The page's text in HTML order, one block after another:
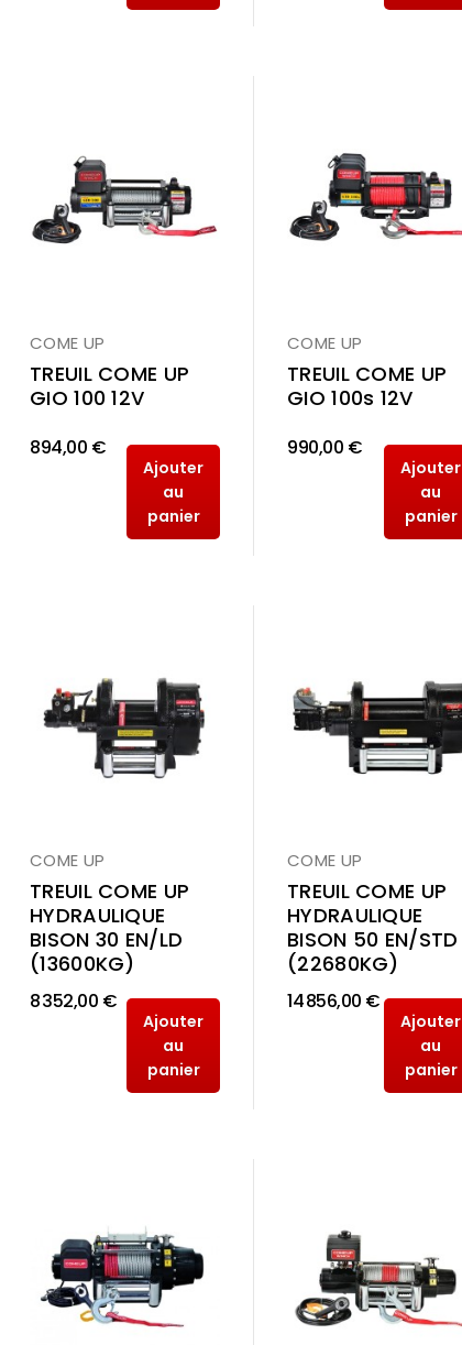
COME UP
TREUIL COME UP
GIO 100 12V
894,00 €
Ajouter
au
panier
COME UP
TREUIL COME UP
GIO 100s 12V
990,00 €
Ajouter
au
panier
COME UP
TREUIL COME UP
HYDRAULIQUE
BISON 30 EN/LD
(13600KG)
8 352,00 €
Ajouter
au
panier
COME UP
TREUIL COME UP
HYDRAULIQUE
BISON 50 EN/STD
(22680KG)
14 856,00 €
Ajouter
au
panier